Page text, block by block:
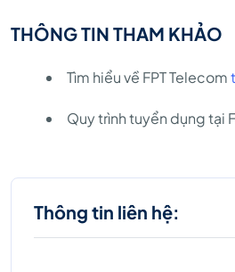
THÔNG TIN THAM KHẢO
Tìm hiểu về FPT Telecom
Quy trình tuyển dụng tại
Thông tin liên hệ: